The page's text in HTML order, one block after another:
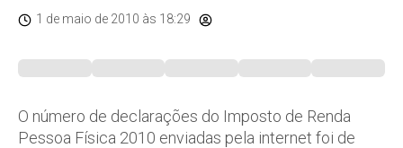
1 de maio de 2010 às 18:29
O número de declarações do Imposto de Renda
Pessoa Física 2010 enviadas pela internet foi de